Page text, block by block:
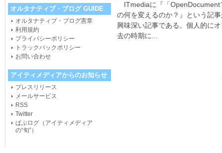
ITmediaに『「OpenDocument
の何を変えるのか？』という記
興味深い記事である。個人的に
去の時期に...
オルタナティブ・ブログ GUIDE
オルタナティブ・ブログ憲章
利用規約
プライバシーポリシー
トラックバックポリシー
お問い合わせ
アイティメディアからのお知らせ
プレスリリース
メールサービス
RSS
Twitter
ぱぶログ（アイティメディア
の“旬”）